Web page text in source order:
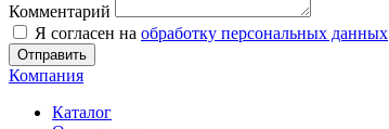
Комментарий
Я согласен на обработку персональных данных
Отправить
Компания
Каталог